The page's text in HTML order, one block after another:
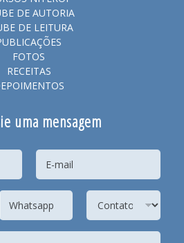
DE AUTORIA
DE LEITURA
FOTOS
RECEITAS
uma mensagem